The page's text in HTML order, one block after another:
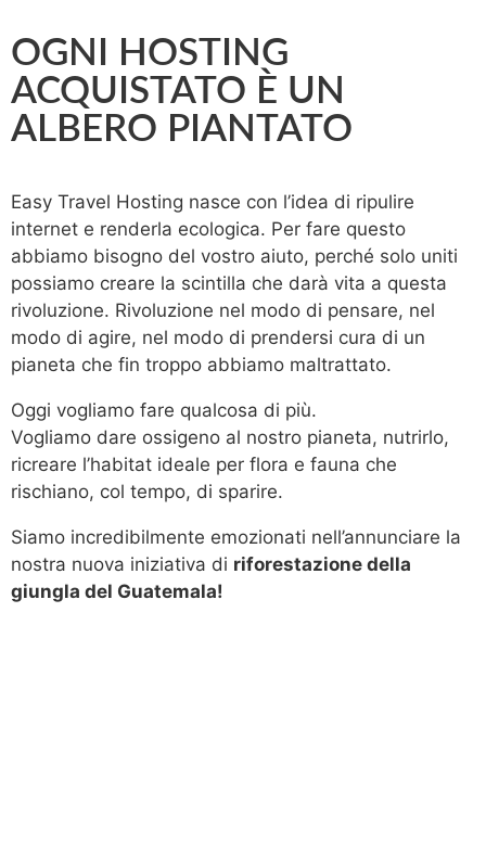
OGNI HOSTING
ACQUISTATO È UN
ALBERO PIANTATO
Easy Travel Hosting nasce con l’idea di ripulire
internet e renderla ecologica. Per fare questo
abbiamo bisogno del vostro aiuto, perché solo uniti
possiamo creare la scintilla che darà vita a questa
rivoluzione. Rivoluzione nel modo di pensare, nel
modo di agire, nel modo di prendersi cura di un
pianeta che fin troppo abbiamo maltrattato.
Oggi vogliamo fare qualcosa di più.
Vogliamo dare ossigeno al nostro pianeta, nutrirlo,
ricreare l’habitat ideale per flora e fauna che
rischiano, col tempo, di sparire.
Siamo incredibilmente emozionati nell’annunciare la
nostra nuova iniziativa di riforestazione della
giungla del Guatemala!